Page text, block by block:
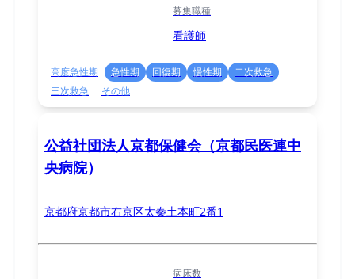
募集職種
看護師
高度急性期 急性期 回復期 慢性期
二次救急
三次救急
その他
公益社団法人京都保健会（京都民医連中
央病院）
京都府京都市右京区太秦土本町2番1
病床数